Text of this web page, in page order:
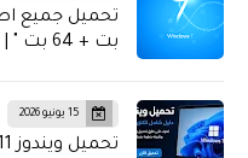
بت + 64 بت " | حصري
15 يونيو 2026